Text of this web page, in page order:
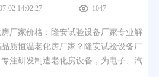
02 14:02:27 1047
厂家价格：隆安试验设备厂家专业解
质恒温老化房厂家？隆安试验设备厂
注研发制造老化房设备，为电子、汽